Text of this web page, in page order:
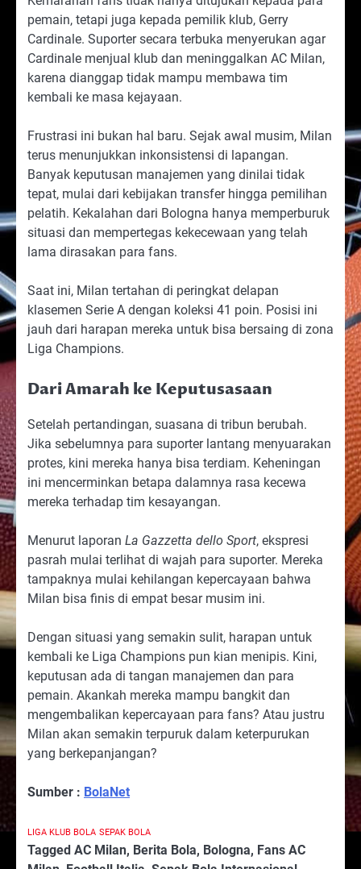
pemain, tetapi juga kepada pemilik klub, Gerry
Cardinale. Suporter secara terbuka menyerukan agar
Cardinale menjual klub dan meninggalkan AC Milan,
karena dianggap tidak mampu membawa tim
kembali ke masa kejayaan.
Frustrasi ini bukan hal baru. Sejak awal musim, Milan
terus menunjukkan inkonsistensi di lapangan.
Banyak keputusan manajemen yang dinilai tidak
tepat, mulai dari kebijakan transfer hingga pemilihan
pelatih. Kekalahan dari Bologna hanya memperburuk
situasi dan mempertegas kekecewaan yang telah
lama dirasakan para fans.
Saat ini, Milan tertahan di peringkat delapan
klasemen Serie A dengan koleksi 41 poin. Posisi ini
jauh dari harapan mereka untuk bisa bersaing di zona
Liga Champions.
Dari Amarah ke Keputusasaan
Setelah pertandingan, suasana di tribun berubah.
Jika sebelumnya para suporter lantang menyuarakan
protes, kini mereka hanya bisa terdiam. Keheningan
ini mencerminkan betapa dalamnya rasa kecewa
mereka terhadap tim kesayangan.
Menurut laporan La Gazzetta dello Sport, ekspresi
pasrah mulai terlihat di wajah para suporter. Mereka
tampaknya mulai kehilangan kepercayaan bahwa
Milan bisa finis di empat besar musim ini.
Dengan situasi yang semakin sulit, harapan untuk
kembali ke Liga Champions pun kian menipis. Kini,
keputusan ada di tangan manajemen dan para
pemain. Akankah mereka mampu bangkit dan
mengembalikan kepercayaan para fans? Atau justru
Milan akan semakin terpuruk dalam keterpurukan
yang berkepanjangan?
Sumber : BolaNet
LIGA KLUB BOLA SEPAK BOLA
Tagged AC Milan, Berita Bola, Bologna, Fans AC